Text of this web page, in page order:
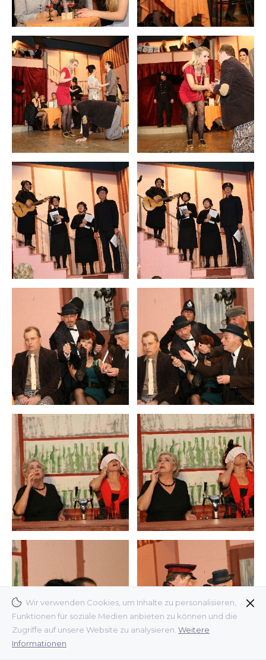
Wir verwenden Cookies, um Inhalte zu personalisieren,
Funktionen für soziale Medien anbieten zu können und die
Zugriffe auf unsere Website zu analysieren. Weitere
Informationen